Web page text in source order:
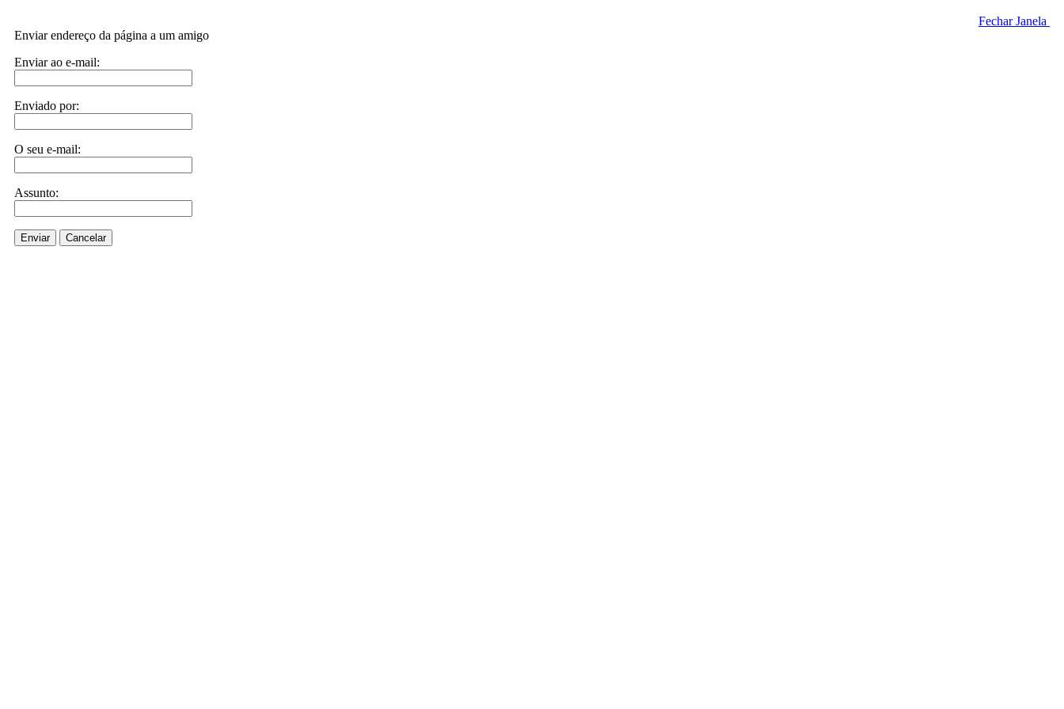
Fechar Janela
Enviar endereço da página a um amigo
Enviar ao e-mail:
Enviado por:
O seu e-mail:
Assunto:
Enviar Cancelar